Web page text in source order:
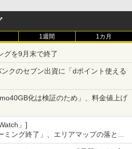
1週間 1カ月
グを9月末で終了
クのセブン出資に「dポイント使える
化は検証のため」、料金値上げ
」]
ミング終了」、エリアマップの落とし